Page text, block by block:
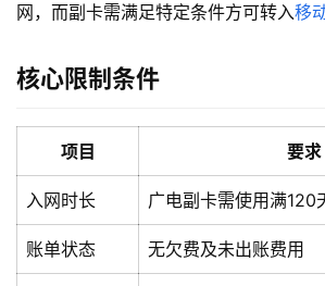
网，而副卡需满足特定条件方可转入移
核心限制条件
项目 要求
入网时长 广电副卡需使用满120
账单状态 无欠费及未出账费用